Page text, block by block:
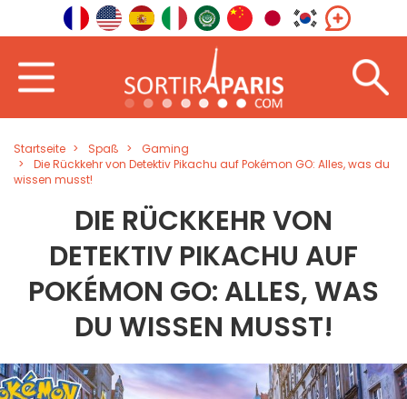
Startseite Spaß
Gaming
Die Rückkehr von Detektiv Pikachu auf Pokémon GO: Alles, was du
wissen musst!
DIE RÜCKKEHR VON
DETEKTIV PIKACHU AUF
POKÉMON GO: ALLES, WAS
DU WISSEN MUSST!